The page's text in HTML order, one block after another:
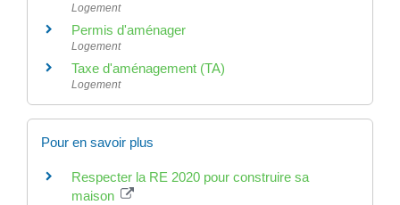
Logement
Permis d'aménager
Logement
Taxe d'aménagement (TA)
Logement
Pour en savoir plus
Respecter la RE 2020 pour construire sa
maison